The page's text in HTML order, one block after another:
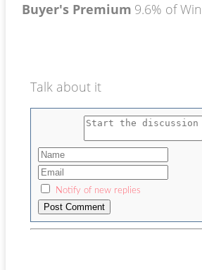
Buyer's Premium 9.6% of
Talk about it
Notify of new replies